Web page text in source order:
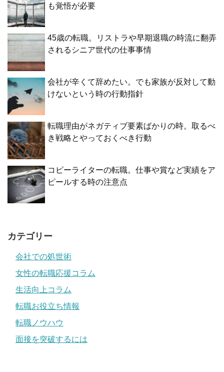
も覚悟が必要
45歳の転職。リストラや早期退職の時流に翻弄
されるシニア世代の仕事事情
会社が辛くて辞めたい。でも家族が反対して動
けないという時の行動指針
転職理由がネガティブ要素ばかりの時。取るべ
き戦略とやっておくべき行動
コピーライターの転職。仕事や賞など実績をア
ピールする時の注意点
カテゴリー
会社での処世術
女性の転職応援コラム
生活向上コラム
転職お役立ち情報
転職ノウハウ
面接を突破するには